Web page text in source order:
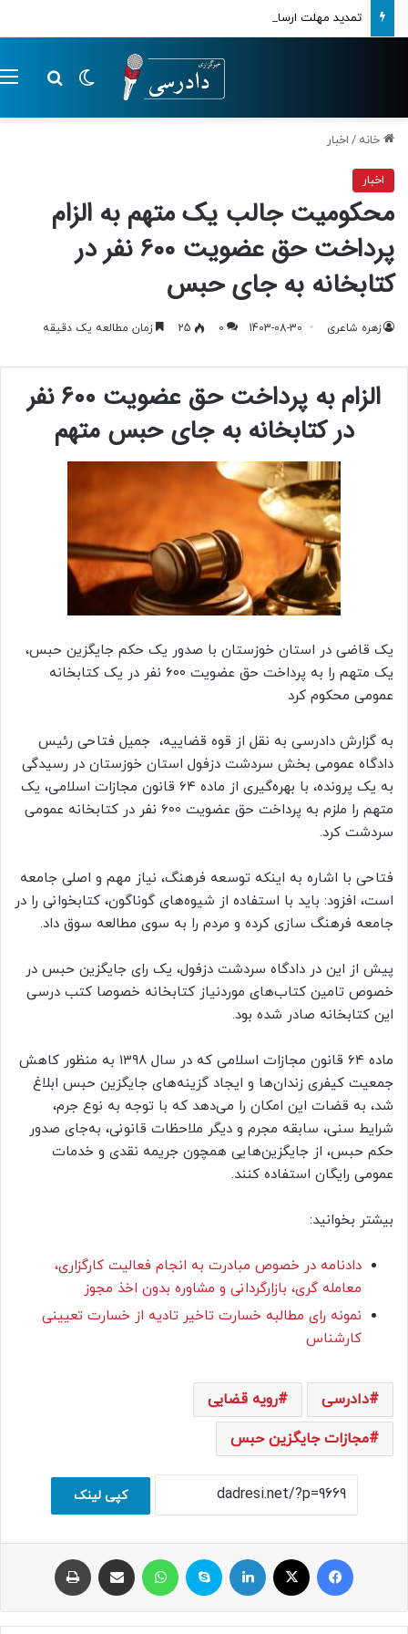
تمدید مهلت ارسال اظهارنامه‌های مالیاتی تا پایان تابستان 1405
تغییر پوسته
خانه / اخبار
اخبار
محکومیت جالب یک متهم به الزام
پرداخت حق عضویت 600 نفر در
کتابخانه به جای حبس
زهره شاعری 1403-08-30
0
25 زمان مطالعه یک دقیقه
الزام به پرداخت حق عضویت 600 نفر
در کتابخانه به جای حبس متهم
یک قاضی در استان خوزستان با صدور یک حکم جایگزین حبس،
یک متهم را به پرداخت حق عضویت ۶۰۰ نفر در یک کتابخانه
عمومی محکوم کرد
به گزارش دادرسی به نقل از قوه قضاییه، جمیل فتاحی رئیس
دادگاه عمومی بخش سردشت دزفول استان خوزستان در رسیدگی
به یک پرونده، با بهره‌گیری از ماده ۶۴ قانون مجازات اسلامی، یک
متهم را ملزم به پرداخت حق عضویت 600 نفر در کتابخانه عمومی
سردشت کرد.
فتاحی با اشاره به اینکه توسعه فرهنگ، نیاز مهم و اصلی جامعه
است، افزود: باید با استفاده از شیوه‌های گوناگون، کتابخوانی را در
جامعه فرهنگ سازی کرده و مردم را به سوی مطالعه سوق داد.
پیش از این در دادگاه سردشت دزفول، یک رای جایگزین حبس در
خصوص تامین کتاب‌های موردنیاز کتابخانه خصوصا کتب درسی
این کتابخانه صادر شده بود.
ماده ۶۴ قانون مجازات اسلامی که در سال ۱۳۹۸ به منظور کاهش
جمعیت کیفری زندان‌ها و ایجاد گزینه‌های جایگزین حبس ابلاغ
شد، به قضات این امکان را می‌دهد که با توجه به نوع جرم،
شرایط سنی، سابقه مجرم و دیگر ملاحظات قانونی، به‌جای صدور
حکم حبس، از جایگزین‌هایی همچون جریمه نقدی و خدمات
عمومی رایگان استفاده کنند.
بیشتر بخوانید:
دادنامه در خصوص مبادرت به انجام فعالیت کارگزاری،
معامله گری، بازارگردانی و مشاوره بدون اخذ مجوز
نمونه رای مطالبه خسارت تاخیر تادیه از خسارت تعیینی
کارشناس
دادرسی
رویه قضایی
مجازات جایگزین حبس
کپی لینک
فیسبوک ایکس لینکداین اسکایپ واتس آپ اشتراک با ایمیل